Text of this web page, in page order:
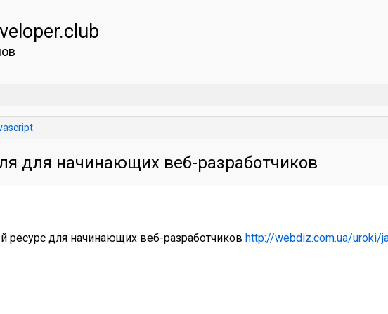
для начинающих веб-разработчиков
ресурс для начинающих веб-разработчиков http://webdiz.com.ua/uroki/